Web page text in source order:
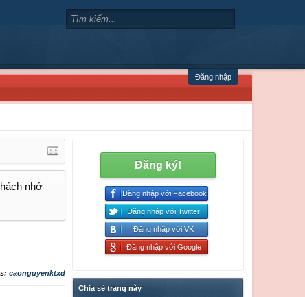
Đăng nhập
nhớ
caonguyenktxd
Đăng ký!
Đăng nhập với Facebook
Đăng nhập với Twitter
Đăng nhập với VK
Đăng nhập với Google
Chia sẻ trang này